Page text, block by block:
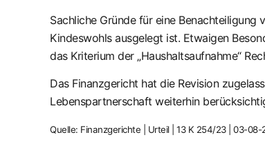
Sachliche Gründe für eine
Kindeswohls ausgelegt ist. Etwaigen
das Kriterium der „Haushaltsaufnahme“
Das Finanzgericht hat die Revision
Lebenspartnerschaft weiterhin
Quelle: Finanzgerichte | Urteil | 13 K 254/23 | 03-08-